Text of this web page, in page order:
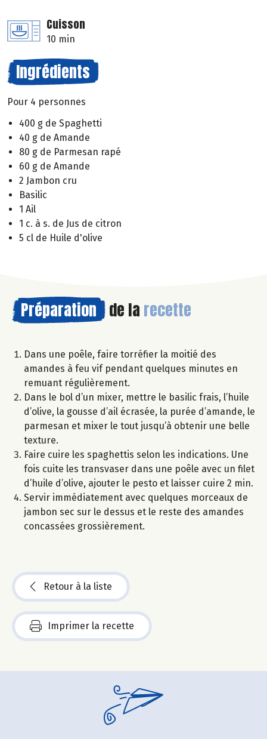
Cuisson
10 min
Ingrédients
Pour 4 personnes
400 g de Spaghetti
40 g de Amande
80 g de Parmesan rapé
60 g de Amande
2 Jambon cru
Basilic
1 Ail
1 c. à s. de Jus de citron
5 cl de Huile d'olive
Préparation de la recette
Dans une poêle, faire torréfier la moitié des
amandes à feu vif pendant quelques minutes en
remuant régulièrement.
Dans le bol d’un mixer, mettre le basilic frais, l’huile
d’olive, la gousse d’ail écrasée, la purée d’amande, le
parmesan et mixer le tout jusqu’à obtenir une belle
texture.
Faire cuire les spaghettis selon les indications. Une
fois cuite les transvaser dans une poêle avec un filet
d’huile d’olive, ajouter le pesto et laisser cuire 2 min.
Servir immédiatement avec quelques morceaux de
jambon sec sur le dessus et le reste des amandes
concassées grossièrement.
Retour à la liste
Imprimer la recette